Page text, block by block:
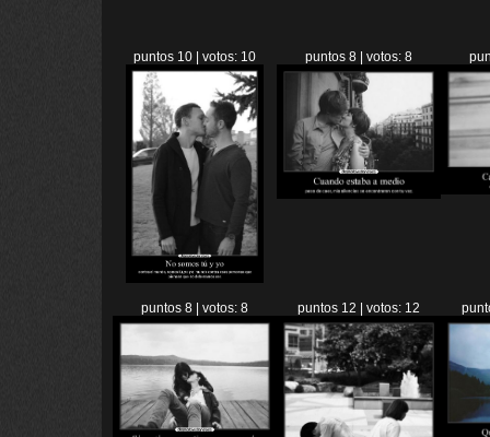
puntos 10 | votos: 10 puntos 8 | votos: 8
puntos 8 | votos: 8 puntos 12 | votos: 12